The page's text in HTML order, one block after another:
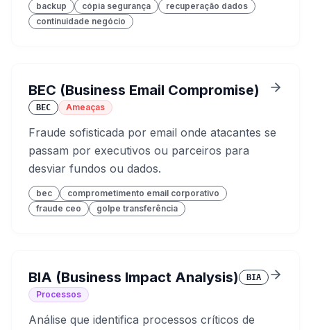
backup cópia segurança
recuperação dados
continuidade negócio
BEC (Business Email Compromise)
BEC Ameaças
Fraude sofisticada por email onde atacantes se
passam por executivos ou parceiros para
desviar fundos ou dados.
bec
comprometimento email corporativo
fraude ceo
golpe transferência
BIA (Business Impact Analysis) BIA
Processos
Análise que identifica processos críticos de